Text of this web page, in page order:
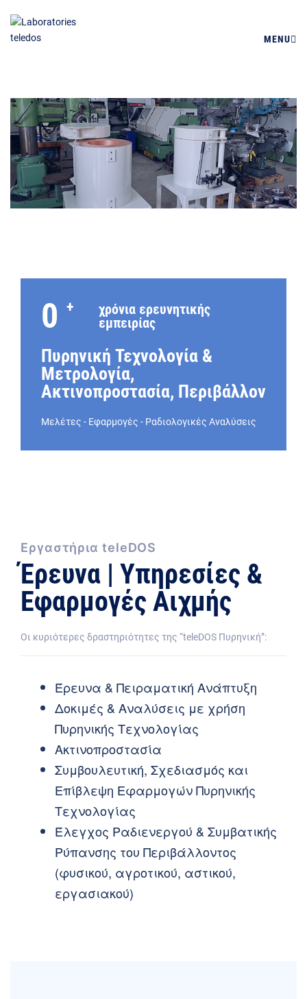
MENU
0 +
χρόνια ερευνητικής
εμπειρίας
Πυρηνική Τεχνολογία &
Μετρολογία,
Ακτινοπροστασία, Περιβάλλον
Μελέτες - Εφαρμογές - Ραδιολογικές Αναλύσεις
Εργαστήρια teleDOS
Έρευνα | Υπηρεσίες &
Εφαρμογές Αιχμής
Οι κυριότερες δραστηριότητες της “teleDOS Πυρηνική”:
Έρευνα & Πειραματική Ανάπτυξη
Δοκιμές & Αναλύσεις με χρήση
Πυρηνικής Τεχνολογίας
Ακτινοπροστασία
Συμβουλευτική, Σχεδιασμός και
Επίβλεψη Εφαρμογών Πυρηνικής
Τεχνολογίας
Έλεγχος Ραδιενεργού & Συμβατικής
Ρύπανσης του Περιβάλλοντος
(φυσικού, αγροτικού, αστικού,
εργασιακού)